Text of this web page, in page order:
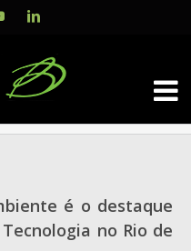
YouTubeLinkedIn
é o destaque
no Rio de